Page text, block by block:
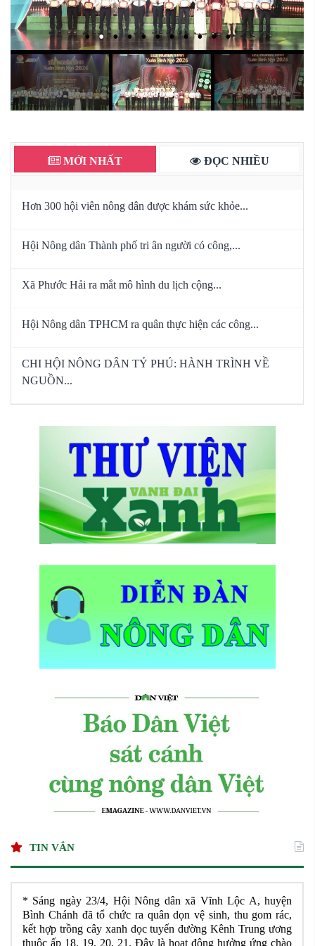
MỚI NHẤT ĐỌC NHIỀU
Hơn 300 hội viên nông dân được khám sức khỏe...
Hội Nông dân Thành phố tri ân người có công,...
Xã Phước Hải ra mắt mô hình du lịch cộng...
Hội Nông dân TPHCM ra quân thực hiện các công...
CHI HỘI NÔNG DÂN TỶ PHÚ: HÀNH TRÌNH VỀ
NGUỒN...
TIN VẮN
* Sáng ngày 23/4, Hội Nông dân xã Vĩnh Lộc A, huyện
Bình Chánh đã tổ chức ra quân dọn vệ sinh, thu gom rác,
kết hợp trồng cây xanh dọc tuyến đường Kênh Trung ương
thuộc ấp 18, 19, 20, 21. Đây là hoạt động hưởng ứng chào